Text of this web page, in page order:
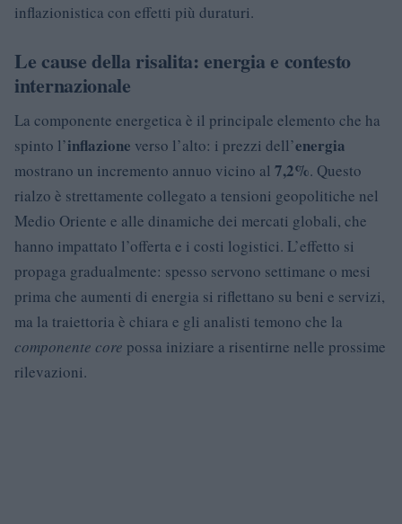
inflazionistica con effetti più duraturi.
Le cause della risalita: energia e contesto
internazionale
La componente energetica è il principale elemento che ha
spinto l’inflazione verso l’alto: i prezzi dell’energia
mostrano un incremento annuo vicino al 7,2%. Questo
rialzo è strettamente collegato a tensioni geopolitiche nel
Medio Oriente e alle dinamiche dei mercati globali, che
hanno impattato l’offerta e i costi logistici. L’effetto si
propaga gradualmente: spesso servono settimane o mesi
prima che aumenti di energia si riflettano su beni e servizi,
ma la traiettoria è chiara e gli analisti temono che la
componente core possa iniziare a risentirne nelle prossime
rilevazioni.